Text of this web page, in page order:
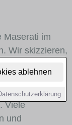
ablehnen
Maserati im
Wir skizzieren,
vertreten
und
welche
Viele
und